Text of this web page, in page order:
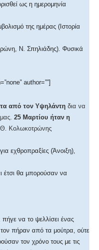
ως η ημερομηνία
της ημέρας (Ιστορία
Ν. Σπηλιάδης). Φυσικά
author=””]
από τον Υψηλάντη δια να
25 Μαρτίου ήταν η
Κολωκοτρώνης
εχθροπραξίες (Άνοιξη),
έτσι θα μπορούσαν να
να το ψελλίσει ένας
πήραν από τα μούτρα, ούτε
τον χρόνο τους με τις